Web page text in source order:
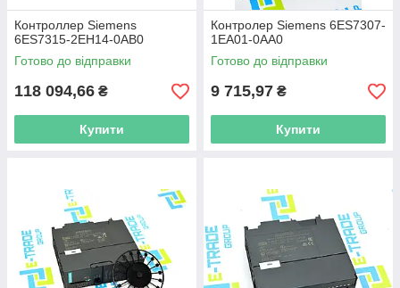
Контроллер Siemens
6ES7315-2EH14-0AB0
Готово до відправки
118 094,66 ₴
Купити
Контролер Siemens 6ES7307-
1EA01-0AA0
Готово до відправки
9 715,97 ₴
Купити